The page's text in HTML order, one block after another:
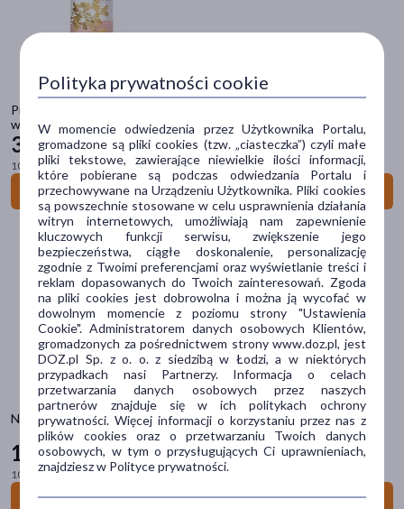
Produkty Bonifraterskie, Szampon przeciw wypadaniu włosów do
włosów osłabionych i wypadających, 200 ml
31 19 zł
100 ml = 15,60 zł
Do koszyka
Natur Planet, olejek eteryczny lawendowy, 10 ml
15 99 zł
100 ml = 159,90 zł
Do koszyka
Marka
4organic(4)
AA(2)
Alepia (19)
Alter Heideschafer
Annabelle Minerals(3)
pokaż więcej
Rodzaj skóry
dowolna (830)
sucha(387)
wrażliwa(322)
normalna(220)
Polityka prywatności cookie
W momencie odwiedzenia przez Użytkownika Portalu,
gromadzone są pliki cookies (tzw. „ciasteczka”) czyli małe
pliki tekstowe, zawierające niewielkie ilości informacji,
które pobierane są podczas odwiedzania Portalu i
przechowywane na Urządzeniu Użytkownika. Pliki cookies
są powszechnie stosowane w celu usprawnienia działania
witryn internetowych, umożliwiają nam zapewnienie
kluczowych funkcji serwisu, zwiększenie jego
bezpieczeństwa, ciągłe doskonalenie, personalizację
zgodnie z Twoimi preferencjami oraz wyświetlanie treści i
reklam dopasowanych do Twoich zainteresowań. Zgoda
na pliki cookies jest dobrowolna i można ją wycofać w
dowolnym momencie z poziomu strony "Ustawienia
Cookie". Administratorem danych osobowych Klientów,
gromadzonych za pośrednictwem strony www.doz.pl, jest
DOZ.pl Sp. z o. o. z siedzibą w Łodzi, a w niektórych
przypadkach nasi Partnerzy. Informacja o celach
przetwarzania danych osobowych przez naszych
partnerów znajduje się w ich politykach ochrony
prywatności. Więcej informacji o korzystaniu przez nas z
plików cookies oraz o przetwarzaniu Twoich danych
osobowych, w tym o przysługujących Ci uprawnieniach,
znajdziesz w Polityce prywatności.